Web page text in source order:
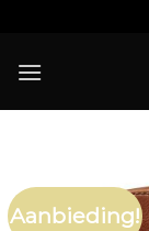
inhoud
Aanbieding!